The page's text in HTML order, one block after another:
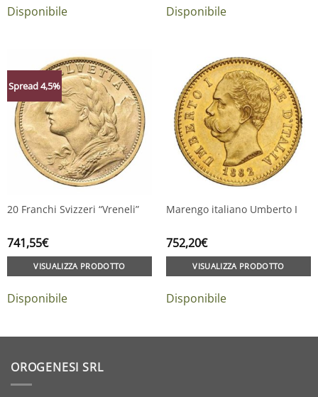
Disponibile Disponibile
Spread 4,5%
20 Franchi Svizzeri “Vreneli”
741,55€
VISUALIZZA PRODOTTO
Disponibile
Marengo italiano Umberto I
752,20€
VISUALIZZA PRODOTTO
Disponibile
OROGENESI SRL